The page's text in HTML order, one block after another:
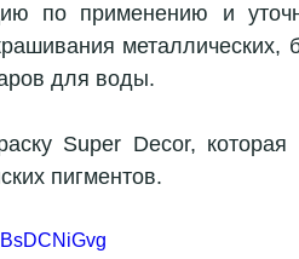
по применению и
металлических,
для воды.
Super Decor,
пигментов.